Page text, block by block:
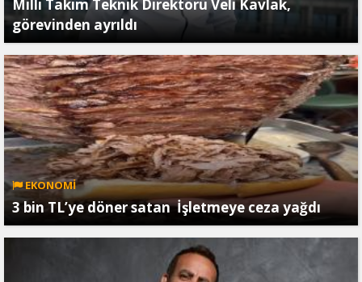
Milli Takım Teknik Direktörü Veli Kavlak,
görevinden ayrıldı
EKONOMİ
3 bin TL’ye döner satan İşletmeye ceza yağdı